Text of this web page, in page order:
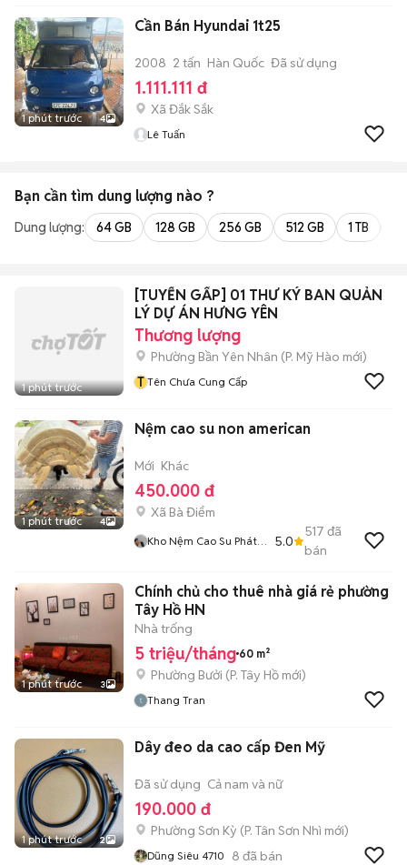
1 phút trước 4
Cần Bán Hyundai 1t25
2008 2 tấn Hàn Quốc Đã sử dụng
1.111.111 đ
Xã Đắk Sắk
Lê Tuấn
Bạn cần tìm dung lượng nào ?
Dung lượng: 64 GB 128 GB 256 GB 512 GB 1 TB
1 phút trước
[TUYỂN GẤP] 01 THƯ KÝ BAN QUẢN
LÝ DỰ ÁN HƯNG YÊN
Thương lượng
Phường Bần Yên Nhân (P. Mỹ Hào mới)
T Tên Chưa Cung Cấp
1 phút trước 4
Nệm cao su non american
Mới Khác
450.000 đ
Xã Bà Điểm
Kho Nệm Cao Su Phát
5.0
517 đã
bán
1 phút trước 3
Chính chủ cho thuê nhà giá rẻ phường
Tây Hồ HN
Nhà trống
5 triệu/tháng 60 m²
Phường Bưởi (P. Tây Hồ mới)
Thang Tran
1 phút trước 2
Dây đeo da cao cấp Đen Mỹ
Đã sử dụng Cả nam và nữ
190.000 đ
Phường Sơn Kỳ (P. Tân Sơn Nhì mới)
Dũng Siêu 4710 8 đã bán